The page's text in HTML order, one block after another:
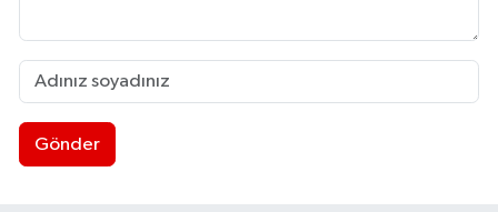
Gönder